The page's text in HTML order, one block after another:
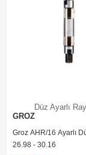
Düz Ayarlı
GROZ
Groz AHR/16 Ayarlı
26.98 - 30.16